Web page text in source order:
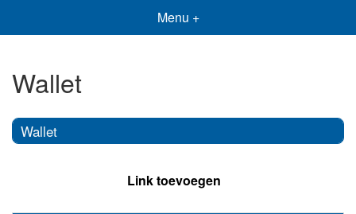
Menu +
Wallet
Wallet
Link toevoegen